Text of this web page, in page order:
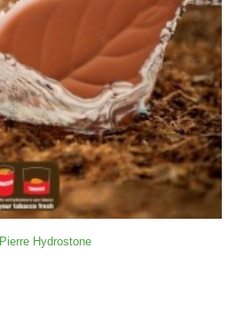
Pierre Hydrostone